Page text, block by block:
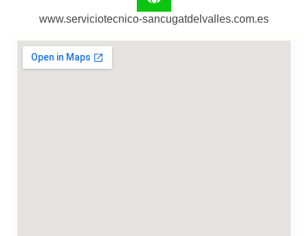
www.serviciotecnico-sancugatdelvalles.com.es